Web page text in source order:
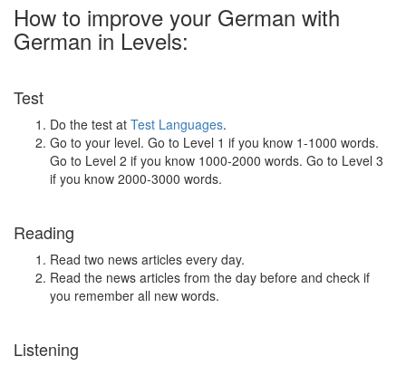
How to improve your German with
German in Levels:
Test
Do the test at Test Languages.
Go to your level. Go to Level 1 if you know 1-1000 words.
Go to Level 2 if you know 1000-2000 words. Go to Level 3
if you know 2000-3000 words.
Reading
Read two news articles every day.
Read the news articles from the day before and check if
you remember all new words.
Listening